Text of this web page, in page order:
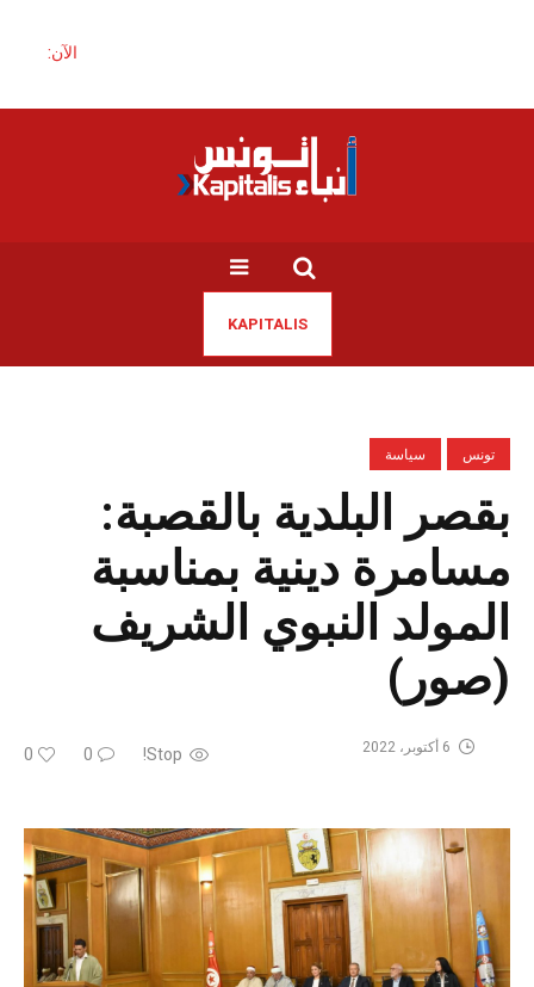
الآن:
KAPITALIS
تونس سياسة
بقصر البلدية بالقصبة:
مسامرة دينية بمناسبة
المولد النبوي الشريف
(صور)
Stop!
0
0 6 أكتوبر، 2022